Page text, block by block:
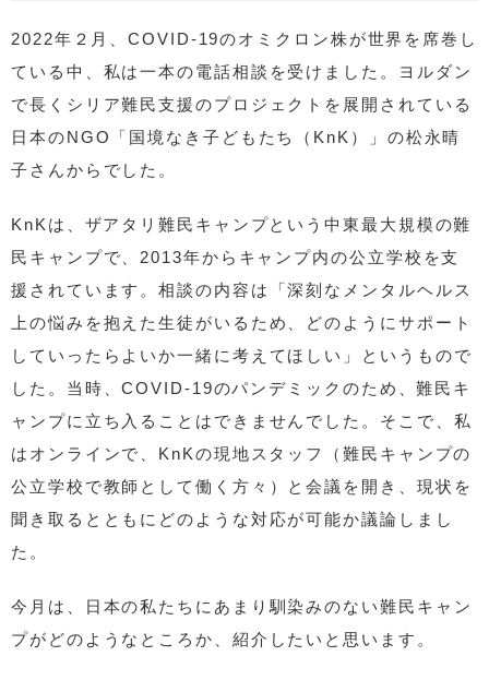
2022年２月、COVID-19のオミクロン株が世界を席巻し
ている中、私は一本の電話相談を受けました。ヨルダン
で長くシリア難民支援のプロジェクトを展開されている
日本のNGO「国境なき子どもたち（KnK）」の松永晴
子さんからでした。
KnKは、ザアタリ難民キャンプという中東最大規模の難
民キャンプで、2013年からキャンプ内の公立学校を支
援されています。相談の内容は「深刻なメンタルヘルス
上の悩みを抱えた生徒がいるため、どのようにサポート
していったらよいか一緒に考えてほしい」というもので
した。当時、COVID-19のパンデミックのため、難民キ
ャンプに立ち入ることはできませんでした。そこで、私
はオンラインで、KnKの現地スタッフ（難民キャンプの
公立学校で教師として働く方々）と会議を開き、現状を
聞き取るとともにどのような対応が可能か議論しまし
た。
今月は、日本の私たちにあまり馴染みのない難民キャン
プがどのようなところか、紹介したいと思います。